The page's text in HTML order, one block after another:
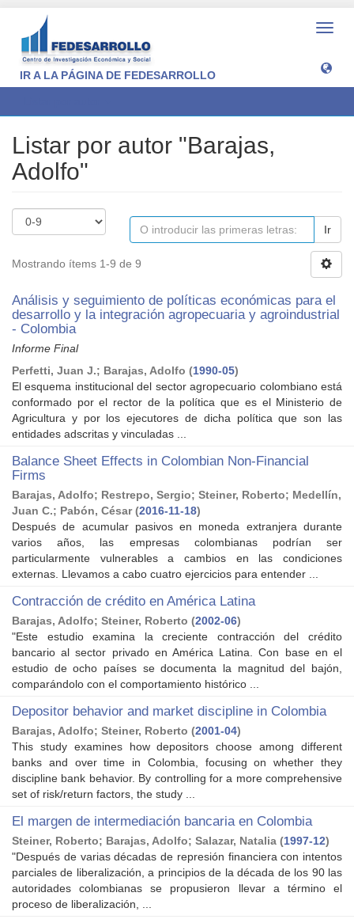
IR A LA PÁGINA DE FEDESARROLLO
Listar por autor "Barajas,
Adolfo"
Ir
Mostrando ítems 1-9 de 9
Análisis y seguimiento de políticas económicas para el
desarrollo y la integración agropecuaria y agroindustrial
- Colombia
Informe Final
Perfetti, Juan J.; Barajas, Adolfo (1990-05)
El esquema institucional del sector agropecuario colombiano está
conformado por el rector de la política que es el Ministerio de
Agricultura y por los ejecutores de dicha política que son las
entidades adscritas y vinculadas ...
Balance Sheet Effects in Colombian Non-Financial
Firms
Barajas, Adolfo; Restrepo, Sergio; Steiner, Roberto; Medellín,
Juan C.; Pabón, César (2016-11-18)
Después de acumular pasivos en moneda extranjera durante
varios años, las empresas colombianas podrían ser
particularmente vulnerables a cambios en las condiciones
externas. Llevamos a cabo cuatro ejercicios para entender ...
Contracción de crédito en América Latina
Barajas, Adolfo; Steiner, Roberto (2002-06)
"Este estudio examina la creciente contracción del crédito
bancario al sector privado en América Latina. Con base en el
estudio de ocho países se documenta la magnitud del bajón,
comparándolo con el comportamiento histórico ...
Depositor behavior and market discipline in Colombia
Barajas, Adolfo; Steiner, Roberto (2001-04)
This study examines how depositors choose among different
banks and over time in Colombia, focusing on whether they
discipline bank behavior. By controlling for a more comprehensive
set of risk/return factors, the study ...
El margen de intermediación bancaria en Colombia
Steiner, Roberto; Barajas, Adolfo; Salazar, Natalia (1997-12)
"Después de varias décadas de represión financiera con intentos
parciales de liberalización, a principios de la década de los 90 las
autoridades colombianas se propusieron llevar a término el
proceso de liberalización, ...